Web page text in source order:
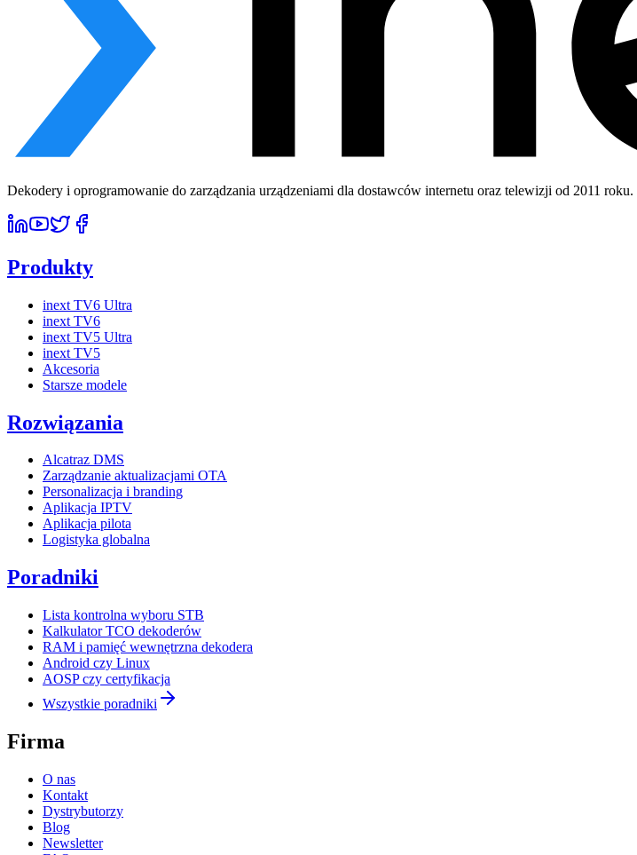
Dekodery i oprogramowanie do zarządzania urządzeniami dla dostawców internetu oraz telewizji od 2011 roku.
Produkty
inext TV6 Ultra
inext TV6
inext TV5 Ultra
inext TV5
Akcesoria
Starsze modele
Rozwiązania
Alcatraz DMS
Zarządzanie aktualizacjami OTA
Personalizacja i branding
Aplikacja IPTV
Aplikacja pilota
Logistyka globalna
Poradniki
Lista kontrolna wyboru STB
Kalkulator TCO dekoderów
RAM i pamięć wewnętrzna dekodera
Android czy Linux
AOSP czy certyfikacja
Wszystkie poradniki
Firma
O nas
Kontakt
Dystrybutorzy
Blog
Newsletter